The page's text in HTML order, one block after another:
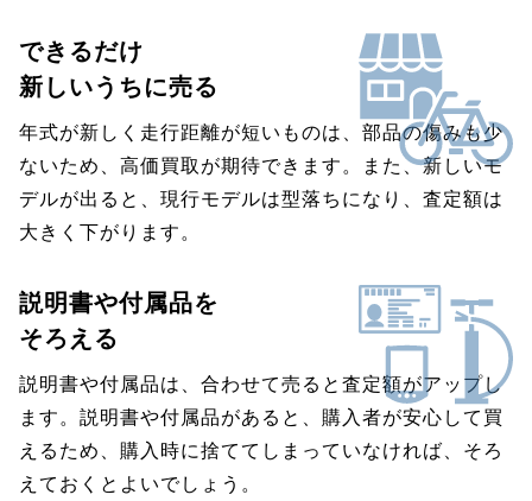
できるだけ
新しいうちに売る
年式が新しく走行距離が短いものは、部品の傷みも少
ないため、高価買取が期待できます。また、新しいモ
デルが出ると、現行モデルは型落ちになり、査定額は
大きく下がります。
説明書や付属品を
そろえる
説明書や付属品は、合わせて売ると査定額がアップし
ます。説明書や付属品があると、購入者が安心して買
えるため、購入時に捨ててしまっていなければ、そろ
えておくとよいでしょう。